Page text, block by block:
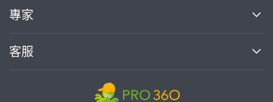
部落格
加入我們
買服務
熱門服務
專家
案件中心
客服